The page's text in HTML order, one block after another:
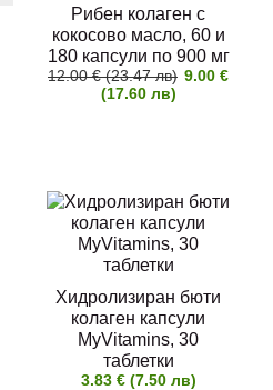
Рибен колаген с
кокосово масло, 60 и
180 капсули по 900 мг
12.00 € (23.47 лв) 9.00 €
(17.60 лв)
Хидролизиран бюти
колаген капсули
MyVitamins, 30
таблетки
3.83 € (7.50 лв)